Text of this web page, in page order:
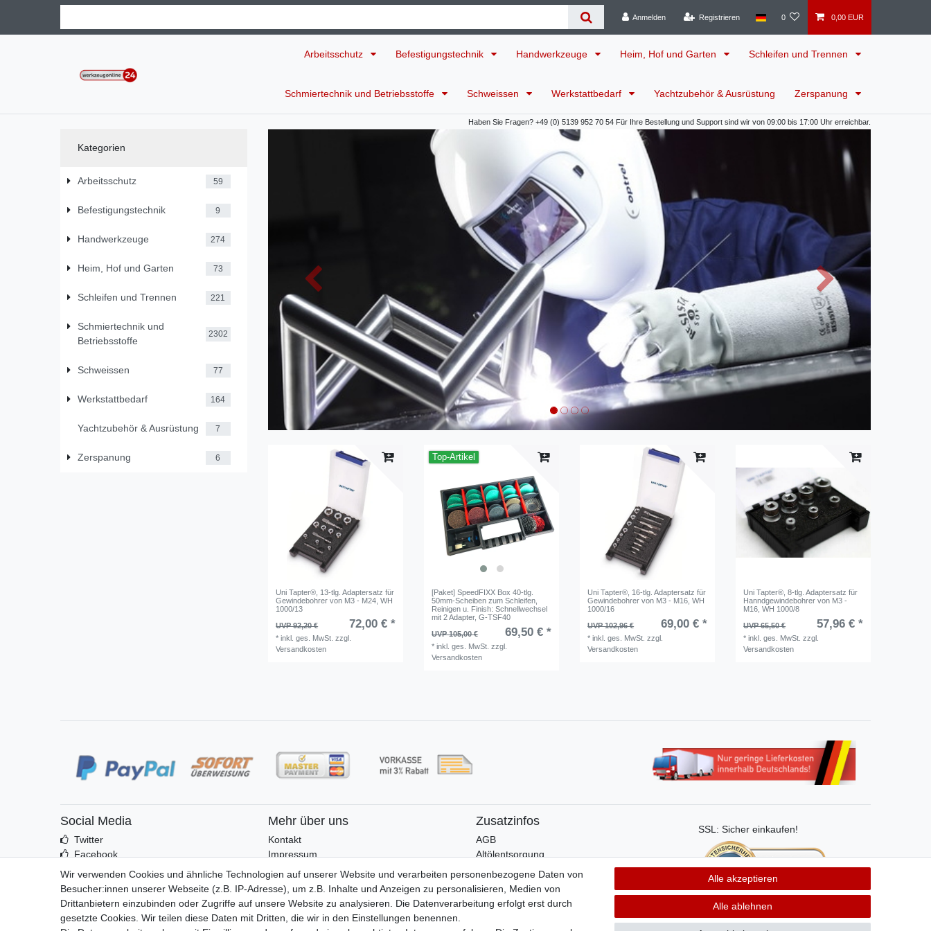
Anmelden Registrieren 0 0,00 EUR
Arbeitsschutz Befestigungstechnik Handwerkzeuge Heim, Hof und Garten Schleifen und Trennen
Schmiertechnik und Betriebsstoffe Schweissen Werkstattbedarf Yachtzubehör & Ausrüstung Zerspanung
Haben Sie Fragen? +49 (0) 5139 952 70 54 Für Ihre Bestellung und Support sind wir von 09:00 bis 17:00 Uhr erreichbar.
Kategorien
Arbeitsschutz 59
Befestigungstechnik 9
Handwerkzeuge 274
Heim, Hof und Garten 73
Schleifen und Trennen 221
Schmiertechnik und
Betriebsstoffe
2302
Schweissen 77
Werkstattbedarf 164
Yachtzubehör & Ausrüstung 7
Zerspanung 6
Uni Tapter®, 13-tlg. Adaptersatz für
Gewindebohrer von M3 - M24, WH
1000/13
UVP 92,20 €
72,00 € *
*inkl. ges. MwSt. zzgl.
Versandkosten
Top-Artikel
[Paket] SpeedFIXX Box 40-tlg.
50mm-Scheiben zum Schleifen,
Reinigen u. Finish: Schnellwechsel
mit 2 Adapter, G-TSF40
UVP 105,00 €
69,50 € *
*inkl. ges. MwSt. zzgl.
Versandkosten
Uni Tapter®, 16-tlg. Adaptersatz für
Gewindebohrer von M3 - M16, WH
1000/16
UVP 102,96 €
69,00 € *
*inkl. ges. MwSt. zzgl.
Versandkosten
Uni Tapter®, 8-tlg. Adaptersatz für
Hanndgewindebohrer von M3 -
M16, WH 1000/8
UVP 65,50 €
57,96 € *
*inkl. ges. MwSt. zzgl.
Versandkosten
Social Media
Twitter
Facebook
Mehr über uns
Kontakt
Impressum
Zusatzinfos
AGB
Altölentsorgung
Batterieentsorgung
Datenschutz
Lieferbedingungen
Widerrufsbelehrung
Widerrufsformular
SSL: Sicher einkaufen!
Unsere Kaufabwicklung ist durch
SSL gesichert.
Wir verwenden Cookies und ähnliche Technologien auf unserer Website und verarbeiten personenbezogene Daten von
Besucher:innen unserer Webseite (z.B. IP-Adresse), um z.B. Inhalte und Anzeigen zu personalisieren, Medien von
Drittanbietern einzubinden oder Zugriffe auf unsere Website zu analysieren. Die Datenverarbeitung erfolgt erst durch
gesetzte Cookies. Wir teilen diese Daten mit Dritten, die wir in den Einstellungen benennen.
Alle akzeptieren
Alle ablehnen